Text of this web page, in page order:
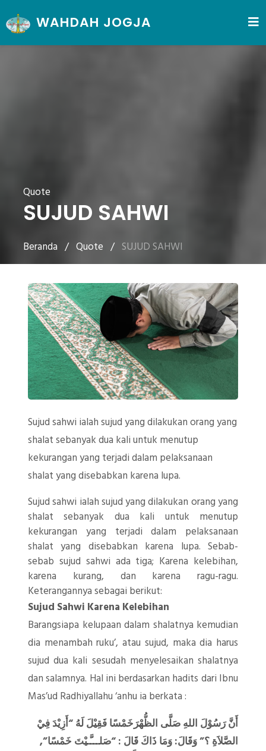
WAHDAH JOGJA
Quote
SUJUD SAHWI
Beranda / Quote / SUJUD SAHWI
Sujud sahwi ialah sujud yang dilakukan orang yang
shalat sebanyak dua kali untuk menutup
kekurangan yang terjadi dalam pelaksanaan
shalat yang disebabkan karena lupa.
Sujud sahwi ialah sujud yang dilakukan orang yang
shalat sebanyak dua kali untuk menutup
kekurangan yang terjadi dalam pelaksanaan
shalat yang disebabkan karena lupa. Sebab-
sebab sujud sahwi ada tiga; Karena kelebihan,
karena kurang, dan karena ragu-ragu.
Keterangannya sebagai berikut:
Sujud Sahwi Karena Kelebihan
Barangsiapa kelupaan dalam shalatnya kemudian
dia menambah ruku’, atau sujud, maka dia harus
sujud dua kali sesudah menyelesaikan shalatnya
dan salamnya. Hal ini berdasarkan hadits dari Ibnu
Mas’ud Radhiyallahu ‘anhu ia berkata :
أَنَّ رَسُوْلَ اللهِ صَلَّى الظُّهْرَخَمْسًا فَقِيْلَ لَهُ “أَزِيْدَ فِيْ
الصَّلاَةِ ؟” وَقَالَ: وَمَا ذَاكَ قَالَ : “صَلـــَّـيْتَ خَمْسًا”,